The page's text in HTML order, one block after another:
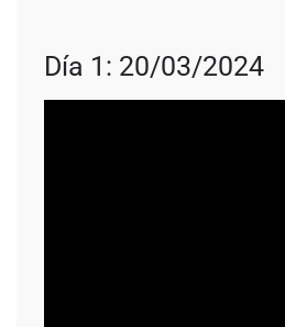
Día 1: 20/03/2024